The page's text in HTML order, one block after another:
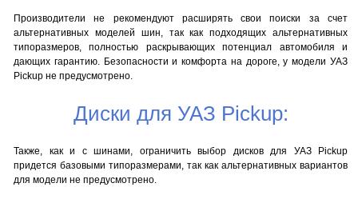
Производители не рекомендуют расширять свои поиски за счет
альтернативных моделей шин, так как подходящих альтернативных
типоразмеров, полностью раскрывающих потенциал автомобиля и
дающих гарантию. Безопасности и комфорта на дороге, у модели УАЗ
Pickup не предусмотрено.
Диски для УАЗ Pickup:
Также, как и с шинами, ограничить выбор дисков для УАЗ Pickup
придется базовыми типоразмерами, так как альтернативных вариантов
для модели не предусмотрено.